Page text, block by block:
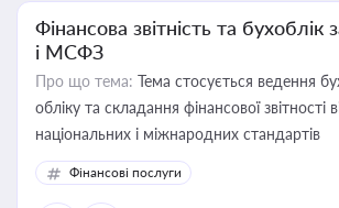
Фінансова звітність та
і МСФЗ
Про що тема: Тема стосується ведення
обліку та складання фінансової звітності
національних і міжнародних стандартів
Фінансові послуги